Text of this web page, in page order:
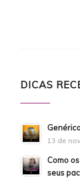
DICAS
13 de
Como
seus